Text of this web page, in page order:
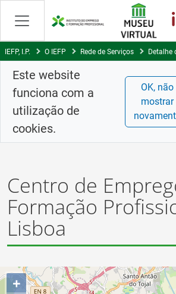
Saltar
para
conteúdo
principal
IEFP, I.P. O IEFP Rede de Serviços Detalhe
Este website
funciona com a
utilização de
cookies.
OK, não
mostrar
Centro de
Formação
Lisboa
+